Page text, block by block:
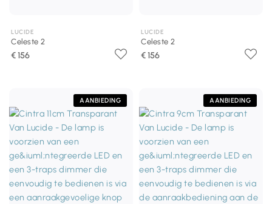
LUCIDE
Celeste 2
€ 156
LUCIDE
Celeste 2
€ 156
AANBIEDING AANBIEDING